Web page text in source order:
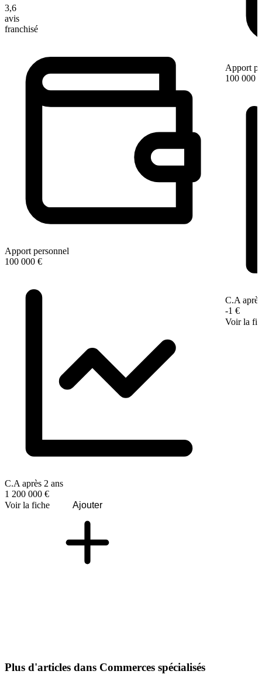
3,6
avis
franchisé
Apport personnel
100 000 €
C.A après 2 ans
1 200 000 €
Voir la fiche
Ajouter
Apport
100 000 €
C.A
-1 €
Voir la
Plus d'articles dans Commerces spécialisés